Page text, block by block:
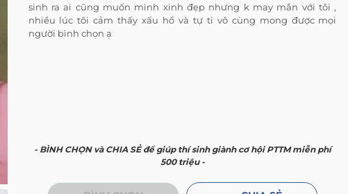
sinh ra ai cũng muốn mình xinh đẹp nhưng k may mắn với tôi ,
nhiều lúc tôi cảm thấy xấu hổ và tự ti vô cùng mong được mọi
người bình chọn ạ
- BÌNH CHỌN và CHIA SẺ để giúp thí sinh giành cơ hội PTTM miễn phí
500 triệu -